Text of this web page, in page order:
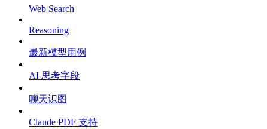
Web Search
Reasoning
最新模型用例
AI 思考字段
聊天识图
Claude PDF 支持